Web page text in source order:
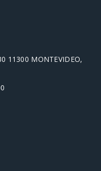
11300 MONTEVIDEO,